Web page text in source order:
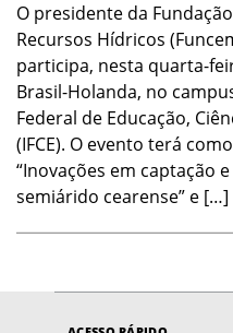
O presidente da
Recursos Hídricos
participa, nesta quarta-
Brasil-Holanda, no
Federal de Educação,
(IFCE). O evento terá
“Inovações em captação
semiárido cearense” e […]